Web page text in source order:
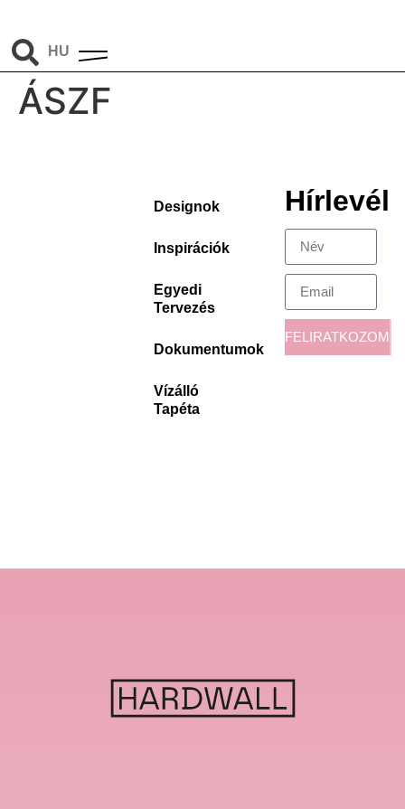
HU
DE
ÁSZF
Designok
Inspirációk
Egyedi
Tervezés
Dokumentumok
Vízálló
Tapéta
Hírlevél
FELIRATKOZOM